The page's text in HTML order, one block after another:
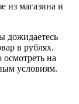
из магазина и
дожидаетесь
в рублях.
на
условиям.